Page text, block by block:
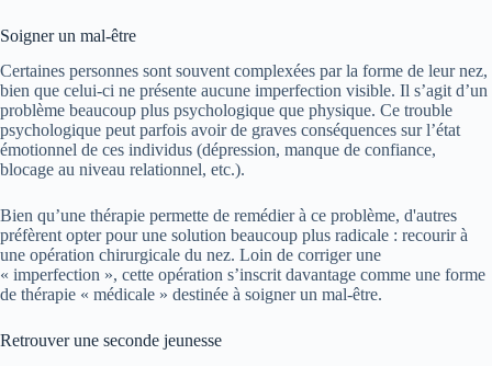
Soigner un mal-être
Certaines personnes sont souvent complexées par la forme de leur nez,
bien que celui-ci ne présente aucune imperfection visible. Il s’agit d’un
problème beaucoup plus psychologique que physique. Ce trouble
psychologique peut parfois avoir de graves conséquences sur l’état
émotionnel de ces individus (dépression, manque de confiance,
blocage au niveau relationnel, etc.).
Bien qu’une thérapie permette de remédier à ce problème, d'autres
préfèrent opter pour une solution beaucoup plus radicale : recourir à
une opération chirurgicale du nez. Loin de corriger une
« imperfection », cette opération s’inscrit davantage comme une forme
de thérapie « médicale » destinée à soigner un mal-être.
Retrouver une seconde jeunesse